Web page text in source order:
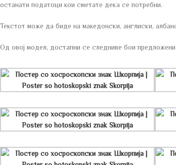
останати податоци кои сметате дека се потребни.
Текстот може да биде на македонски, англиски,
Од овој модел, достапни се следниве бои